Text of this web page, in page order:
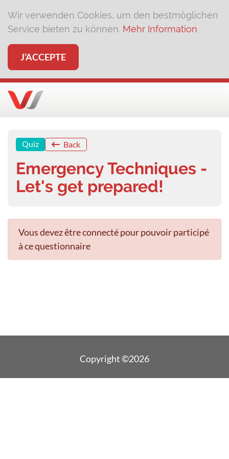
Wir verwenden Cookies, um den bestmöglichen
Service bieten zu können. Mehr Information
J’ACCEPTE
Quiz Back
Emergency Techniques -
Let's get prepared!
Vous devez être connecté pour pouvoir participé
à ce questionnaire
Copyright ©2026